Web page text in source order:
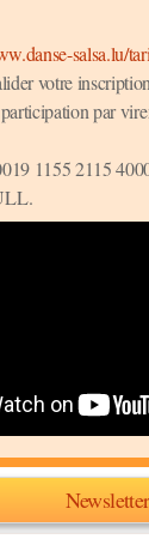
salsa.lu/
votre
par
1155 2115
Newsletter